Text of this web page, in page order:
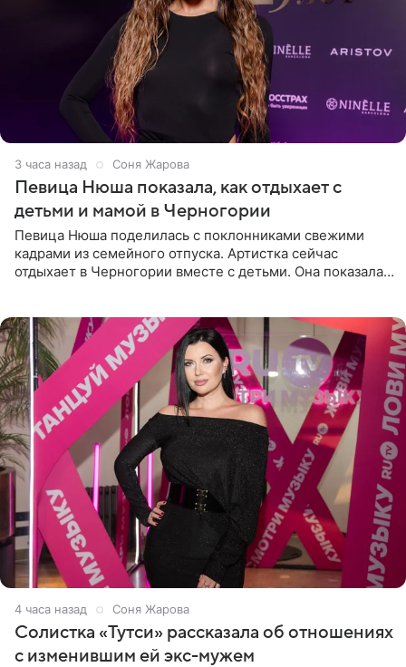
3 часа назад Соня Жарова
Певица Нюша показала, как отдыхает с
детьми и мамой в Черногории
Певица Нюша поделилась с поклонниками свежими
кадрами из семейного отпуска. Артистка сейчас
отдыхает в Черногории вместе с детьми. Она показала,
4 часа назад Соня Жарова
Солистка «Тутси» рассказала об отношениях
с изменившим ей экс-мужем